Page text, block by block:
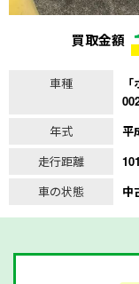
買取金額
車種
年式
平
走行距離
車の状態
中